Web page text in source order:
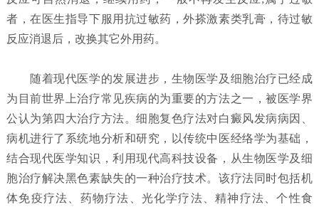
者，在医生指导下服用抗过敏药，外搽激素类乳膏，待过敏
反应消退后，改换其它外用药。
随着现代医学的发展进步，生物医学及细胞治疗已经成
为目前世界上治疗常见疾病的为重要的方法之一，被医学界
公认为第四大治疗方法。细胞复色疗法对白癜风发病病因、
病机进行了系统地分析和研究，以传统中医经络学为基础，
结合现代医学知识，利用现代高科技设备，从生物医学及细
胞治疗解决黑色素缺失的一种治疗技术。该疗法同时包括机
体免疫疗法、药物疗法、光化学疗法、精神疗法、个性食